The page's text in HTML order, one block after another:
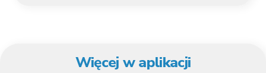
Więcej w aplikacji